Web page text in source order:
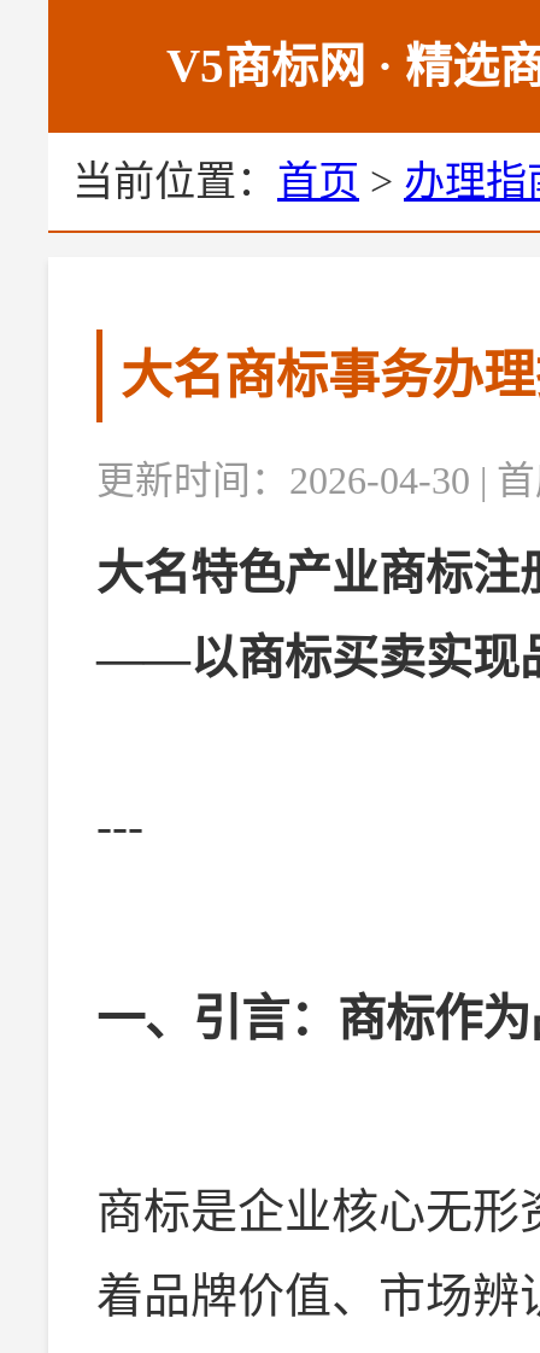
V5商标网 · 精选
当前位置： 首页 > 办理指
大名商标事务办
更新时间：2026-04-30 |
大名特色产业商标注
——以商标买卖实现
---
一、引言：商标作
商标是企业核心无
着品牌价值、市场辨